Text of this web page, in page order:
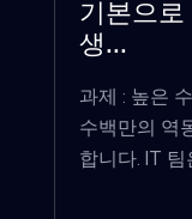
기본으로
생...
과제 : 높은
수백만의 역
합니다. IT 팀